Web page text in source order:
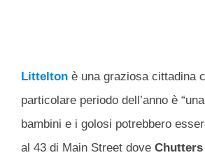
Littelton è una graziosa cittadina
particolare periodo dell’anno è
bambini e i golosi potrebbero
al 43 di Main Street dove Chutters